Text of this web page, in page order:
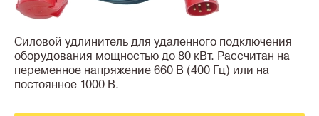
Силовой удлинитель для удаленного подключения
оборудования мощностью до 80 кВт. Рассчитан на
переменное напряжение 660 В (400 Гц) или на
постоянное 1000 В.